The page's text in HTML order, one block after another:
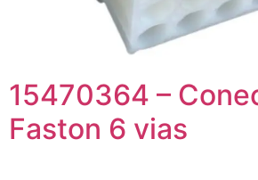
15470364 –
Faston 6 vias